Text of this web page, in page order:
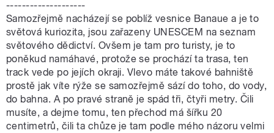
--------------------
Samozřejmě nacházejí se poblíž vesnice Banaue a je to
světová kuriozita, jsou zařazeny UNESCEM na seznam
světového dědictví. Ovšem je tam pro turisty, je to
poněkud namáhavé, protože se prochází ta trasa, ten
track vede po jejích okraji. Vlevo máte takové bahniště
prostě jak víte rýže se samozřejmě sází do toho, do vody,
do bahna. A po pravé straně je spád tři, čtyři metry. Čili
musíte, a dejme tomu, ten přechod má šířku 20
centimetrů, čili ta chůze je tam podle mého názoru velmi